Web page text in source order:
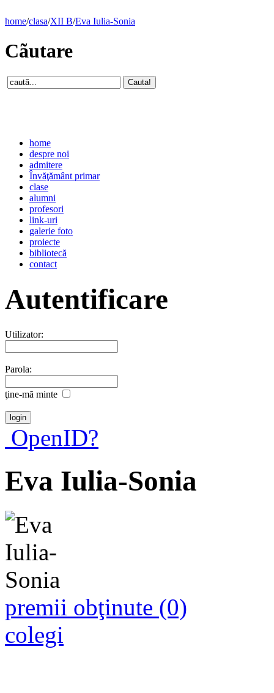
home/clasa/XII B/Eva Iulia-Sonia
Cãutare
home
despre noi
admitere
Învăţământ primar
clase
alumni
profesori
link-uri
galerie foto
proiecte
bibliotecă
contact
Autentificare
Utilizator:
Parola:
ţine-mã minte
OpenID?
Eva Iulia-Sonia
premii obţinute (0)
colegi